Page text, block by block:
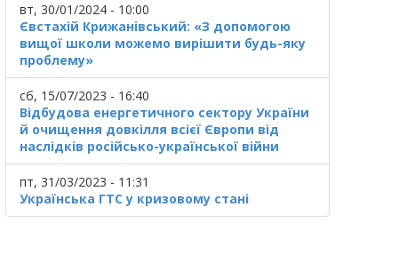
вт, 30/01/2024 - 10:00
Євстахій Крижанівський: «З допомогою
вищої школи можемо вирішити будь-яку
проблему»
сб, 15/07/2023 - 16:40
Відбудова енергетичного сектору України
й очищення довкілля всієї Європи від
наслідків російсько-української війни
пт, 31/03/2023 - 11:31
Українська ГТС у кризовому стані